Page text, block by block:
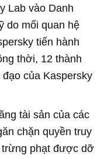
Lab vào Danh
do mối quan hệ
tiến hành
thời, 12 thành
của Kaspersky
tài sản của các
chặn quyền truy
trừng phạt được dỡ